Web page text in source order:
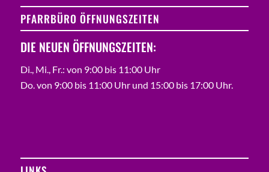
PFARRBÜRO ÖFFNUNGSZEITEN
DIE NEUEN ÖFFNUNGSZEITEN:
Di., Mi., Fr.: von 9:00 bis 11:00 Uhr
Do. von 9:00 bis 11:00 Uhr und 15:00 bis 17:00 Uhr.